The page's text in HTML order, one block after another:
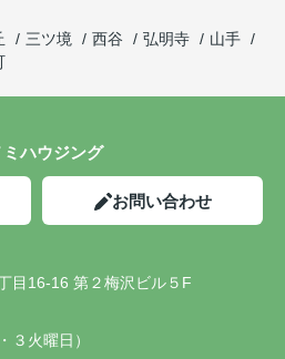
三ツ境 西谷 弘明寺
山手
ミハウジング
お問い合わせ
目16-16 第２梅沢ビル５F
３火曜日）